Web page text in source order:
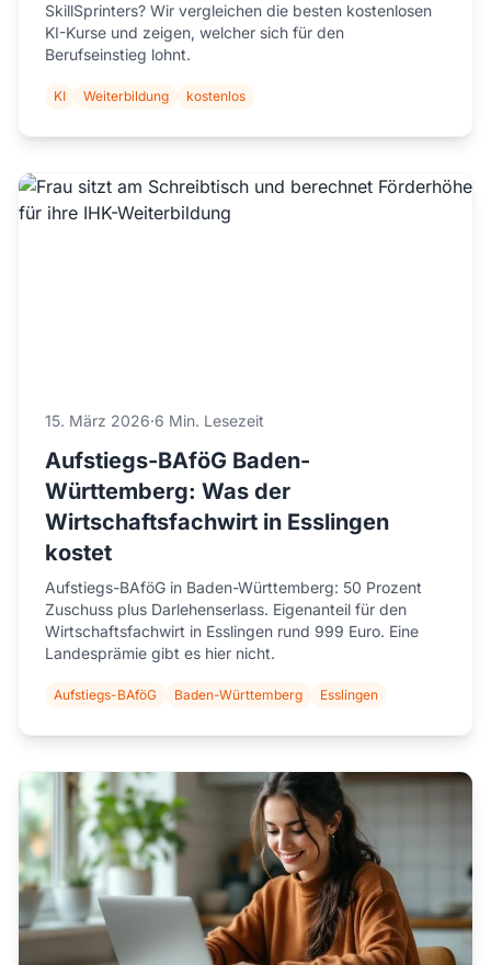
SkillSprinters? Wir vergleichen die besten kostenlosen
KI-Kurse und zeigen, welcher sich für den
Berufseinstieg lohnt.
KI Weiterbildung kostenlos
15. März 2026·6 Min. Lesezeit
Aufstiegs-BAföG Baden-
Württemberg: Was der
Wirtschaftsfachwirt in Esslingen
kostet
Aufstiegs-BAföG in Baden-Württemberg: 50 Prozent
Zuschuss plus Darlehenserlass. Eigenanteil für den
Wirtschaftsfachwirt in Esslingen rund 999 Euro. Eine
Landesprämie gibt es hier nicht.
Aufstiegs-BAföG Baden-Württemberg Esslingen